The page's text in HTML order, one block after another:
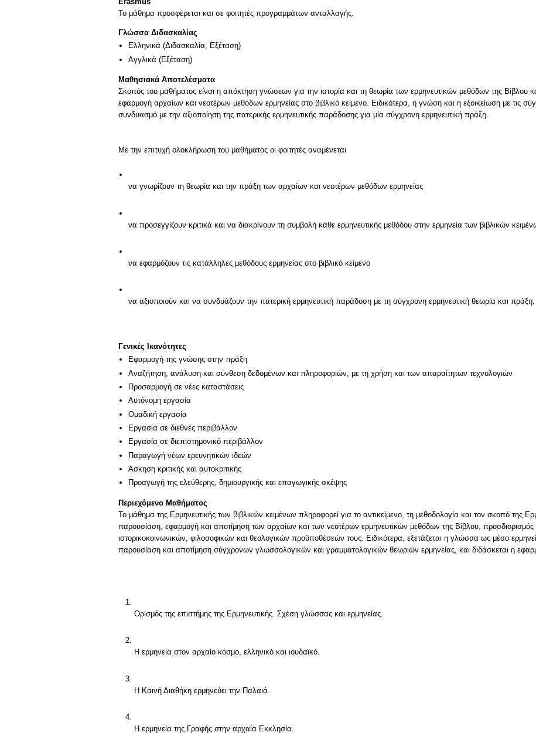
Το μάθημα προσφέρεται και σε φοιτητές προγραμμάτων ανταλλαγής.
Γλώσσα Διδασκαλίας
Ελληνικά (Διδασκαλία, Εξέταση)
Αγγλικά (Εξέταση)
Μαθησιακά Αποτελέσματα
Σκοπός του μαθήματος είναι η απόκτηση γνώσεων για την ιστορία και τη θεωρία των ερμηνευτικών μεθόδων της Βίβλου
εφαρμογή αρχαίων και νεοτέρων μεθόδων ερμηνείας στο βιβλικό κείμενο. Ειδικότερα, η γνώση και η εξοικείωση με τις
Γενικές Ικανότητες
Εφαρμογή της γνώσης στην πράξη
Αναζήτηση, ανάλυση και σύνθεση δεδομένων και πληροφοριών, με τη χρήση και των απαραίτητων τεχνολογιών
Προσαρμογή σε νέες καταστάσεις
Αυτόνομη εργασία
Ομαδική εργασία
Εργασία σε διεθνές περιβάλλον
Εργασία σε διεπιστημονικό περιβάλλον
Παραγωγή νέων ερευνητικών ιδεών
Άσκηση κριτικής και αυτοκριτικής
Προαγωγή της ελεύθερης, δημιουργικής και επαγωγικής σκέψης
Περιεχόμενο Μαθήματος
Το μάθημα της Ερμηνευτικής των βιβλικών κειμένων πληροφορεί για το αντικείμενο, τη μεθοδολογία και τον σκοπό της
παρουσίαση, εφαρμογή και αποτίμηση των αρχαίων και των νεοτέρων ερμηνευτικών μεθόδων της Βίβλου,
ιστορικοκοινωνικών, φιλοσοφικών και θεολογικών προϋποθέσεών τους. Ειδικότερα, εξετάζεται η γλώσσα ως μέσο